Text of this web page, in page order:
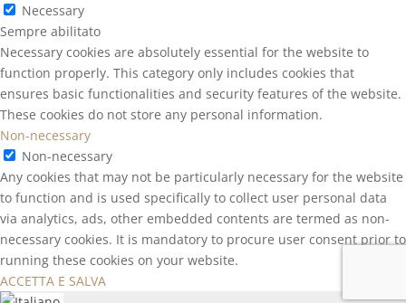
Necessary
Sempre abilitato
Necessary cookies are absolutely essential for the website to
function properly. This category only includes cookies that
ensures basic functionalities and security features of the website.
These cookies do not store any personal information.
Non-necessary
Non-necessary
Any cookies that may not be particularly necessary for the website
to function and is used specifically to collect user personal data
via analytics, ads, other embedded contents are termed as non-
necessary cookies. It is mandatory to procure user consent prior to
running these cookies on your website.
ACCETTA E SALVA